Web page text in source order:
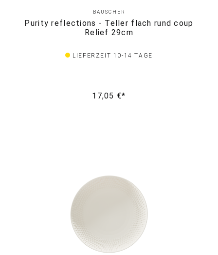
BAUSCHER
Purity reflections - Teller flach rund coup
Relief 29cm
LIEFERZEIT 10-14 TAGE
17,05 €*